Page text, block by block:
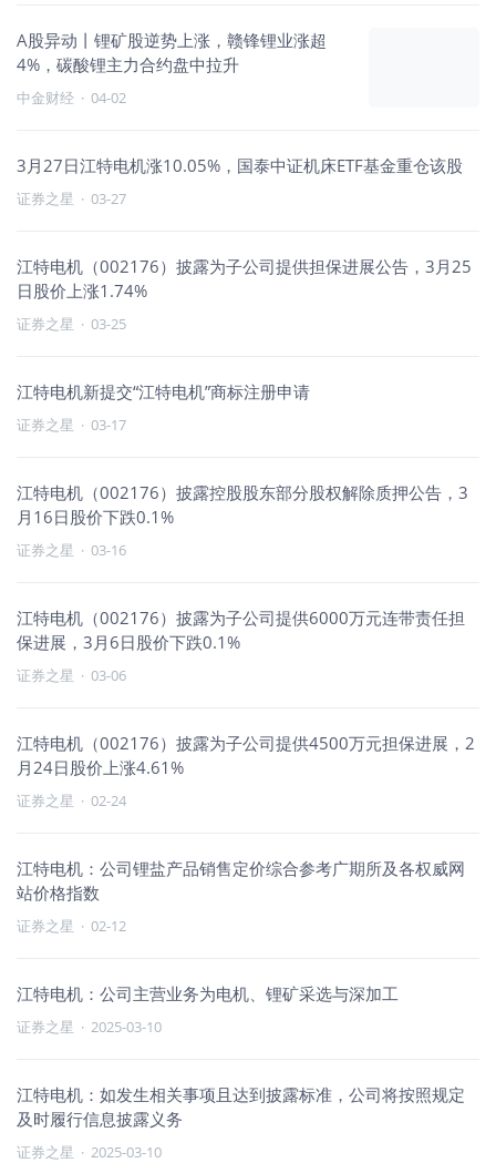
A股异动丨锂矿股逆势上涨，赣锋锂业涨超
4%，碳酸锂主力合约盘中拉升
中金财经 · 04-02
3月27日江特电机涨10.05%，国泰中证机床ETF基金重仓该股
证券之星 · 03-27
江特电机（002176）披露为子公司提供担保进展公告，3月25
日股价上涨1.74%
证券之星 · 03-25
江特电机新提交“江特电机”商标注册申请
证券之星 · 03-17
江特电机（002176）披露控股股东部分股权解除质押公告，3
月16日股价下跌0.1%
证券之星 · 03-16
江特电机（002176）披露为子公司提供6000万元连带责任担
保进展，3月6日股价下跌0.1%
证券之星 · 03-06
江特电机（002176）披露为子公司提供4500万元担保进展，2
月24日股价上涨4.61%
证券之星 · 02-24
江特电机：公司锂盐产品销售定价综合参考广期所及各权威网
站价格指数
证券之星 · 02-12
江特电机：公司主营业务为电机、锂矿采选与深加工
证券之星 · 2025-03-10
江特电机：如发生相关事项且达到披露标准，公司将按照规定
及时履行信息披露义务
证券之星 · 2025-03-10